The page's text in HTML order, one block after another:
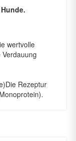
wertvolle
Die Rezeptur